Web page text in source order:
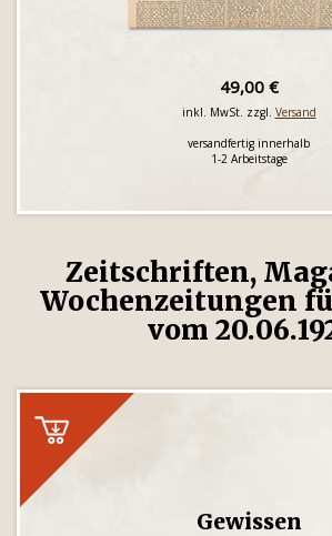
49,00 €
inkl. MwSt. zzgl. Versand
versandfertig innerhalb
1-2 Arbeitstage
Zeitschriften,
Wochenzeitungen
vom
Gewissen